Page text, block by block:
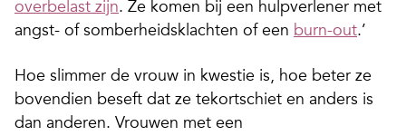
overbelast zijn. Ze komen bij een hulpverlener met
angst- of somberheidsklachten of een burn-out.’
Hoe slimmer de vrouw in kwestie is, hoe beter ze
bovendien beseft dat ze tekortschiet en anders is
dan anderen. Vrouwen met een